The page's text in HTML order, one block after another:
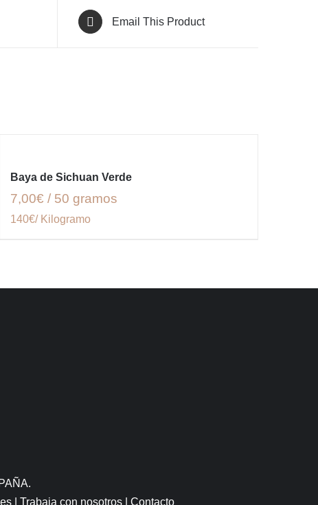
Email This Product
Baya de Sichuan Verde
7,00€ / 50 gramos
140€/ Kilogramo
| Trabaja con nosotros| Contacto